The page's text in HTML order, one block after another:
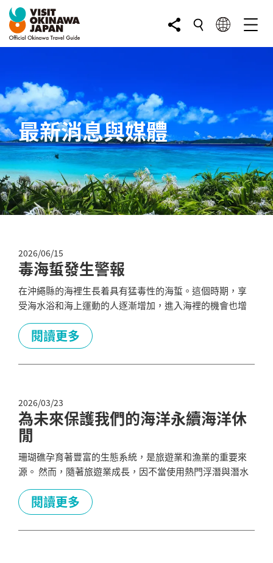
最新消息與媒體
2026/06/15
毒海蜇發生警報
在沖繩縣的海裡生長着具有猛毒性的海蜇。這個時期，享
受海水浴和海上運動的人逐漸增加，進入海裡的機會也增
及其他海洋危險生物咬傷、刺傷的事件一共發生了 199
件，其中 81 件（約 40.7％） 是由毒海蜇引起的。 沖繩縣
在 2026 年 6 月 1 號至 9 月 30 號 期間，發布了毒海蜇發生
閱讀更多
2026/03/23
為未來保護我們的海洋永續海洋休
閒
珊瑚礁孕育著豐富的生態系統，是旅遊業和漁業的重要來
源。 然而，隨著旅遊業成長，因不當使用熱門浮潛與潛水
瑚和礁棲生物造成嚴重影響。 我們每個人都可以採取小行
動，確保未來能繼續享受海洋休閒活動。 何不從學習開
始，一同參與珊瑚礁保育？ 友善珊瑚的海洋休閒活動 1. 避
閱讀更多